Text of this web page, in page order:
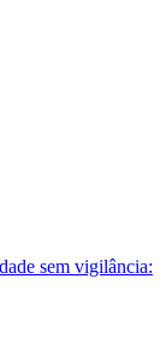
sem vigilância: